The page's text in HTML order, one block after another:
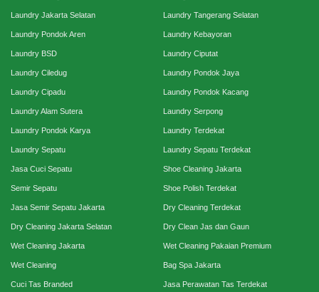
Laundry Jakarta Selatan Laundry Tangerang Selatan
Laundry Pondok Aren Laundry Kebayoran
Laundry BSD Laundry Ciputat
Laundry Ciledug Laundry Pondok Jaya
Laundry Cipadu Laundry Pondok Kacang
Laundry Alam Sutera Laundry Serpong
Laundry Pondok Karya Laundry Terdekat
Laundry Sepatu Laundry Sepatu Terdekat
Jasa Cuci Sepatu Shoe Cleaning Jakarta
Semir Sepatu Shoe Polish Terdekat
Jasa Semir Sepatu Jakarta Dry Cleaning Terdekat
Dry Cleaning Jakarta Selatan Dry Clean Jas dan Gaun
Wet Cleaning Jakarta Wet Cleaning Pakaian Premium
Wet Cleaning Bag Spa Jakarta
Cuci Tas Branded Jasa Perawatan Tas Terdekat